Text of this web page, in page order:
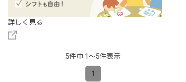
詳しく見る
5件中 1〜5件表示
1